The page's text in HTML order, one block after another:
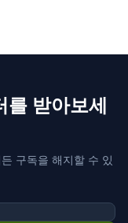
를 받아보세
구독을 해지할 수 있